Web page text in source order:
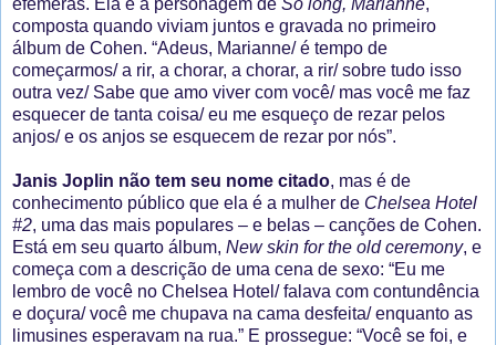
efêmeras. Ela é a personagem de So long, Marianne,
composta quando viviam juntos e gravada no primeiro
álbum de Cohen. “Adeus, Marianne/ é tempo de
começarmos/ a rir, a chorar, a chorar, a rir/ sobre tudo isso
outra vez/ Sabe que amo viver com você/ mas você me faz
esquecer de tanta coisa/ eu me esqueço de rezar pelos
anjos/ e os anjos se esquecem de rezar por nós”.
Janis Joplin não tem seu nome citado, mas é de
conhecimento público que ela é a mulher de Chelsea Hotel
#2, uma das mais populares – e belas – canções de Cohen.
Está em seu quarto álbum, New skin for the old ceremony, e
começa com a descrição de uma cena de sexo: “Eu me
lembro de você no Chelsea Hotel/ falava com contundência
e doçura/ você me chupava na cama desfeita/ enquanto as
limusines esperavam na rua.” E prossegue: “Você se foi, e